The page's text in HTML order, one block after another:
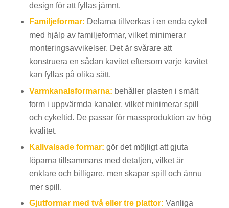
design för att fyllas jämnt.
Familjeformar: Delarna tillverkas i en enda cykel
med hjälp av familjeformar, vilket minimerar
monteringsavvikelser. Det är svårare att
konstruera en sådan kavitet eftersom varje kavitet
kan fyllas på olika sätt.
Varmkanalsformarna: behåller plasten i smält
form i uppvärmda kanaler, vilket minimerar spill
och cykeltid. De passar för massproduktion av hög
kvalitet.
Kallvalsade formar: gör det möjligt att gjuta
löparna tillsammans med detaljen, vilket är
enklare och billigare, men skapar spill och ännu
mer spill.
Gjutformar med två eller tre plattor: Vanliga